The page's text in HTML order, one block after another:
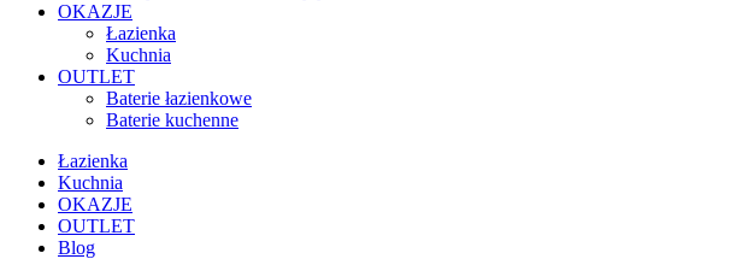
OKAZJE
Łazienka
Kuchnia
OUTLET
Baterie łazienkowe
Baterie kuchenne
Łazienka
Kuchnia
OKAZJE
OUTLET
Blog